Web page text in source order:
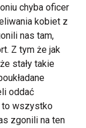
chyba oficer
kobiet z
nas tam,
Z tym że jak
stały takie
oddać
to wszystko
zgonili na ten